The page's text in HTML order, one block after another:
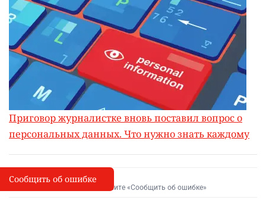
Приговор журналистке вновь поставил вопрос о
персональных данных. Что нужно знать каждому
I
Сообщить об опечатке
Выделите фрагмент и нажмите «Сообщить об ошибке»
Сообщить об ошибке